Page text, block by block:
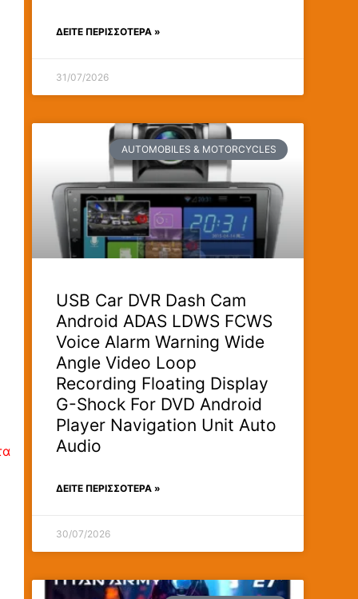
ΔΕΊΤΕ ΠΕΡΙΣΣΟΤΕΡΑ »
31/07/2026
AUTOMOBILES & MOTORCYCLES
USB Car DVR Dash Cam
Android ADAS LDWS FCWS
Voice Alarm Warning Wide
Angle Video Loop
Recording Floating Display
G-Shock For DVD Android
Player Navigation Unit Auto
Audio
ΔΕΊΤΕ ΠΕΡΙΣΣΟΤΕΡΑ »
30/07/2026